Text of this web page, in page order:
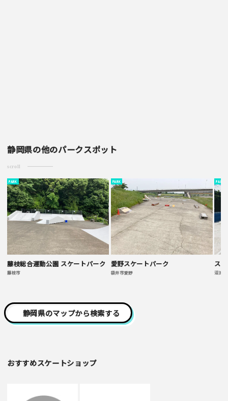
静岡県の他のパークスポット
scroll
PARK
藤枝総合運動公園 スケートパーク
藤枝市
PARK
愛野スケートパーク
袋井市愛野
PARK
ス
沼津市
静岡県のマップから検索する
おすすめスケートショップ